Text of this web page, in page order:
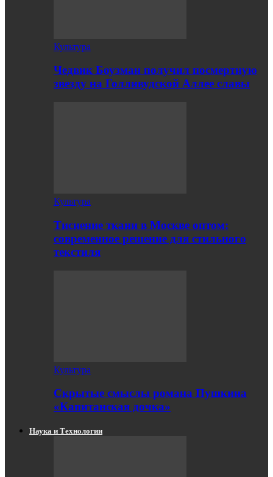
Культура
Чедвик Боузман получил посмертную
звезду на Голливудской Аллее славы
Культура
Тиснение ткани в Москве оптом:
современное решение для стильного
текстиля
Культура
Скрытые смыслы романа Пушкина
«Капитанская дочка»
Наука и Технологии